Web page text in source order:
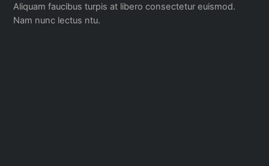
Aliquam faucibus turpis at libero consectetur euismod.
Nam nunc lectus ntu.